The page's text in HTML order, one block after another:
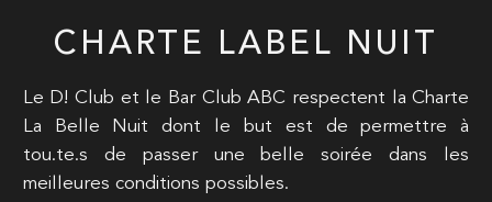
CHARTE LABEL NUIT
Le D! Club et le Bar Club ABC respectent la Charte
La Belle Nuit dont le but est de permettre à
tou.te.s de passer une belle soirée dans les
meilleures conditions possibles.